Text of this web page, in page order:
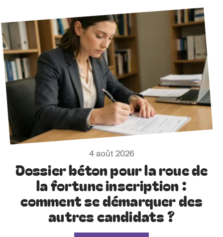
4 août 2026
Dossier béton pour la roue de
la fortune inscription :
comment se démarquer des
autres candidats ?